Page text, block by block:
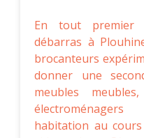
En tout premier
débarras à
brocanteurs
donner une
meubles
habitation au